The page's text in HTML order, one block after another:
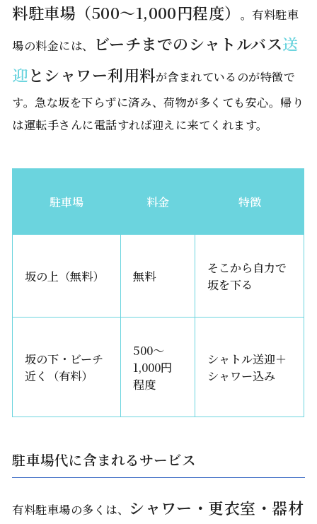
料駐車場（500〜1,000円程度）
。有料駐車
場の料金には、
ビーチまでのシャトルバス送
迎とシャワー利用料が含まれているのが特徴で
す。急な坂を下らずに済み、荷物が多くても安心。帰り
は運転手さんに電話すれば迎えに来てくれます。
駐車場 料金 特徴
坂の上（無料） 無料
そこから自力で
坂を下る
坂の下・ビーチ
近く（有料）
500〜
1,000円
程度
シャトル送迎＋
シャワー込み
駐車場代に含まれるサービス
有料駐車場の多くは、
シャワー・更衣室・器材